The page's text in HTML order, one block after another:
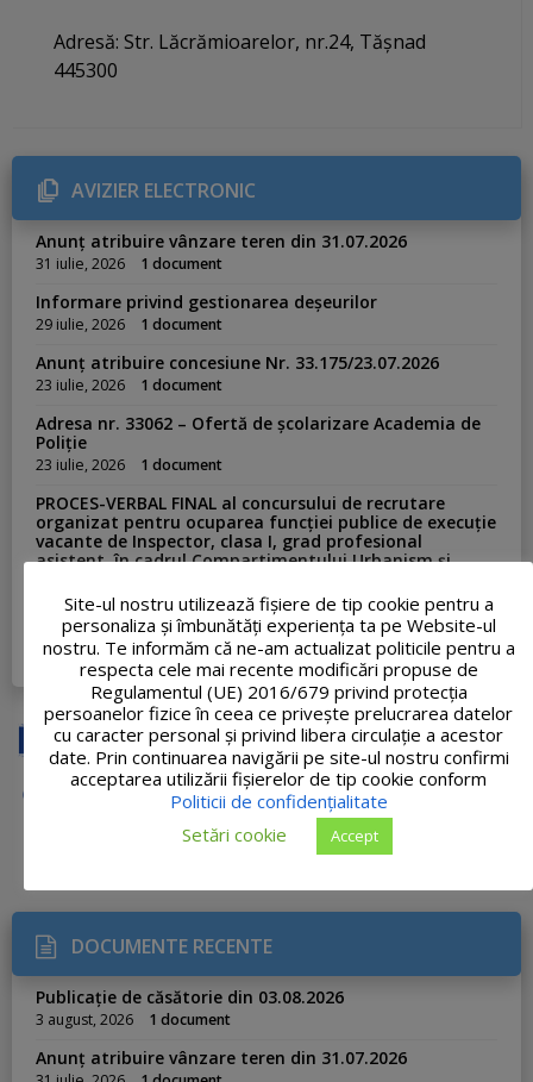
Adresă: Str. Lăcrămioarelor, nr.24, Tășnad
445300
AVIZIER ELECTRONIC
Anunț atribuire vânzare teren din 31.07.2026
31 iulie, 2026 1 document
Informare privind gestionarea deșeurilor
29 iulie, 2026 1 document
Anunț atribuire concesiune Nr. 33.175/23.07.2026
23 iulie, 2026 1 document
Adresa nr. 33062 – Ofertă de școlarizare Academia de
Poliție
23 iulie, 2026 1 document
PROCES-VERBAL FINAL al concursului de recrutare
organizat pentru ocuparea funcției publice de execuție
vacante de Inspector, clasa I, grad profesional
asistent, în cadrul Compartimentului Urbanism și
20 iulie, 2026 1 document
VEZI TOATE ...
DOCUMENTE RECENTE
Publicație de căsătorie din 03.08.2026
3 august, 2026 1 document
Anunț atribuire vânzare teren din 31.07.2026
Site-ul nostru utilizează fişiere de tip cookie pentru a
personaliza și îmbunătăți experiența ta pe Website-ul
nostru. Te informăm că ne-am actualizat politicile pentru a
respecta cele mai recente modificări propuse de
Regulamentul (UE) 2016/679 privind protecția
persoanelor fizice în ceea ce privește prelucrarea datelor
cu caracter personal și privind libera circulație a acestor
date. Prin continuarea navigării pe site-ul nostru confirmi
acceptarea utilizării fişierelor de tip cookie conform
Politicii de confidențialitate
Setări cookie
Accept